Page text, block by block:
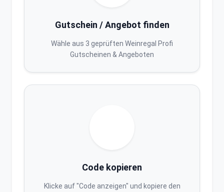
Gutschein / Angebot finden
Wähle aus 3 geprüften Weinregal Profi
Gutscheinen & Angeboten
Code kopieren
Klicke auf "Code anzeigen" und kopiere den